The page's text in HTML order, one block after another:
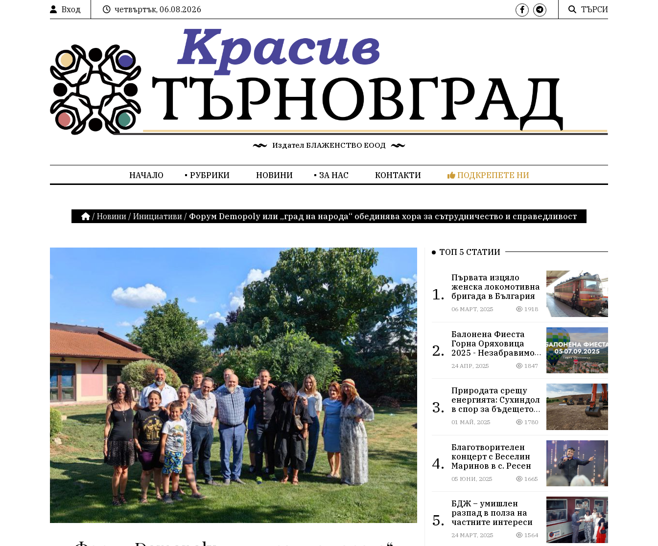
Вход четвъртък, 06.08.2026 ТЪРСИ
Издател БЛАЖЕНСТВО ЕООД
НАЧАЛО РУБРИКИ НОВИНИ ЗА НАС КОНТАКТИ ПОДКРЕПЕТЕ НИ
/ Новини / Инициативи / Форум Demopoly или „град на народа“ обединява хора за сътрудничество и справедливост
ТОП 5 СТАТИИ
1.
Първата изцяло
женска локомотивна
бригада в България
06 МАРТ, 2025 1918
2.
Балонена Фиеста
Горна Оряховица
2025 - Незабравимо
изживяване сред
небесните простори
24 АПР, 2025 1847
3.
Природата срещу
енергията: Сухиндол
в спор за бъдещето
на 9000 декара гори
01 МАЙ, 2025 1780
4.
Благотворителен
концерт с Веселин
Маринов в с. Ресен
05 ЮНИ, 2025 1665
5.
БДЖ – умишлен
разпад в полза на
частните интереси
24 МАРТ, 2025 1564